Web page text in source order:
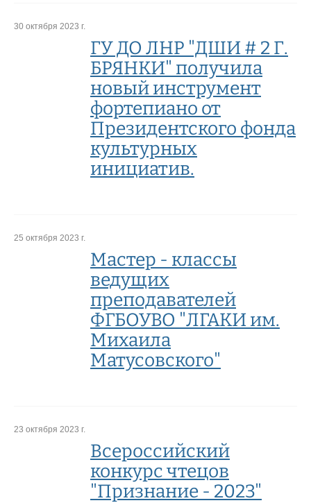
30 октября 2023 г.
ГУ ДО ЛНР "ДШИ # 2 Г.
БРЯНКИ" получила
новый инструмент
фортепиано от
Президентского фонда
культурных
инициатив.
25 октября 2023 г.
Мастер - классы
ведущих
преподавателей
ФГБОУВО "ЛГАКИ им.
Михаила
Матусовского"
23 октября 2023 г.
Всероссийский
конкурс чтецов
"Признание - 2023"